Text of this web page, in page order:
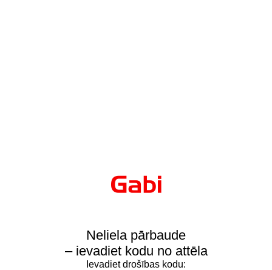
Neliela pārbaude
– ievadiet kodu no attēla
Ievadiet drošības kodu: